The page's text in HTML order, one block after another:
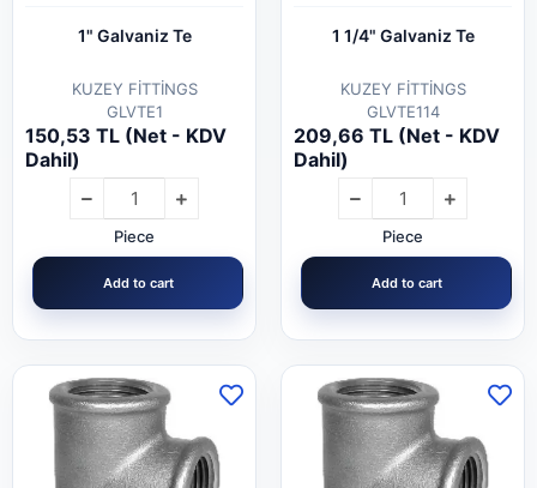
1" Galvaniz Te
KUZEY FİTTİNGS
GLVTE1
150,53 TL (Net - KDV
Dahil)
Piece
Add to cart
1 1/4" Galvaniz Te
KUZEY FİTTİNGS
GLVTE114
209,66 TL (Net - KDV
Dahil)
Piece
Add to cart